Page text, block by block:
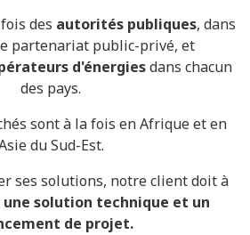
des autorités publiques, dans
partenariat public-privé, et
d'énergiesdans chacun
des pays.
sont à la fois en Afrique et en
du Sud-Est.
ses solutions, notre client doit à
une solution technique et un
de projet.